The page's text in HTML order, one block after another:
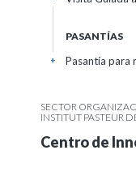
PASANTÍAS
Pasantía para
+
SECTOR
INSTITUT PASTEUR
Centro de